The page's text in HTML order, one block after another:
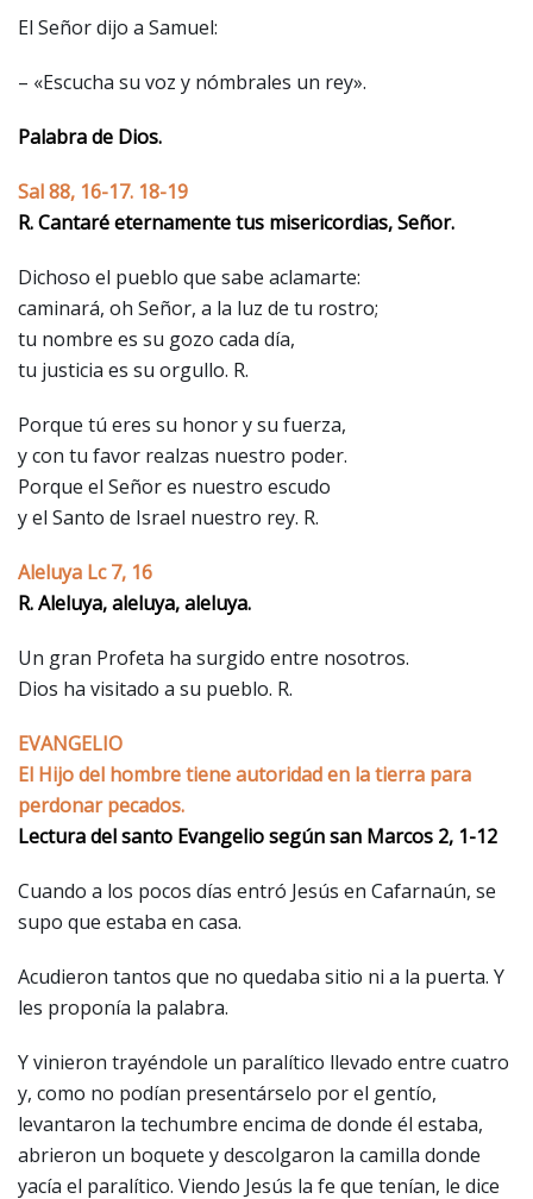
El Señor dijo a Samuel:
– «Escucha su voz y nómbrales un rey».
Palabra de Dios.
Sal 88, 16-17. 18-19
R. Cantaré eternamente tus misericordias, Señor.
Dichoso el pueblo que sabe aclamarte:
caminará, oh Señor, a la luz de tu rostro;
tu nombre es su gozo cada día,
tu justicia es su orgullo. R.
Porque tú eres su honor y su fuerza,
y con tu favor realzas nuestro poder.
Porque el Señor es nuestro escudo
y el Santo de Israel nuestro rey. R.
Aleluya Lc 7, 16
R. Aleluya, aleluya, aleluya.
Un gran Profeta ha surgido entre nosotros.
Dios ha visitado a su pueblo. R.
EVANGELIO
El Hijo del hombre tiene autoridad en la tierra para
perdonar pecados.
Lectura del santo Evangelio según san Marcos 2, 1-12
Cuando a los pocos días entró Jesús en Cafarnaún, se
supo que estaba en casa.
Acudieron tantos que no quedaba sitio ni a la puerta. Y
les proponía la palabra.
Y vinieron trayéndole un paralítico llevado entre cuatro
y, como no podían presentárselo por el gentío,
levantaron la techumbre encima de donde él estaba,
abrieron un boquete y descolgaron la camilla donde
yacía el paralítico. Viendo Jesús la fe que tenían, le dice